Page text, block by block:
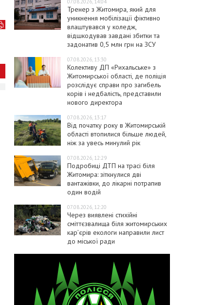
Тренер з Житомира, який для
уникнення мобілізації фіктивно
влаштувався у коледж,
відшкодував завдані збитки та
задонатив 0,5 млн грн на ЗСУ
07.08.2026, 13:30
Колективу ДП «Рихальське» з
Житомирської області, де поліція
розслідує справи про загибель
корів і недбалість, представили
нового директора
07.08.2026, 13:17
Від початку року в Житомирській
області втопилися більше людей,
ніж за увесь минулий рік
07.08.2026, 12:29
Подробиці ДТП на трасі біля
Житомира: зіткнулися дві
вантажівки, до лікарні потрапив
один водій
07.08.2026, 12:20
Через виявлені стихійні
сміттєзвалища біля житомирських
кар’єрів екологи направили лист
до міської ради